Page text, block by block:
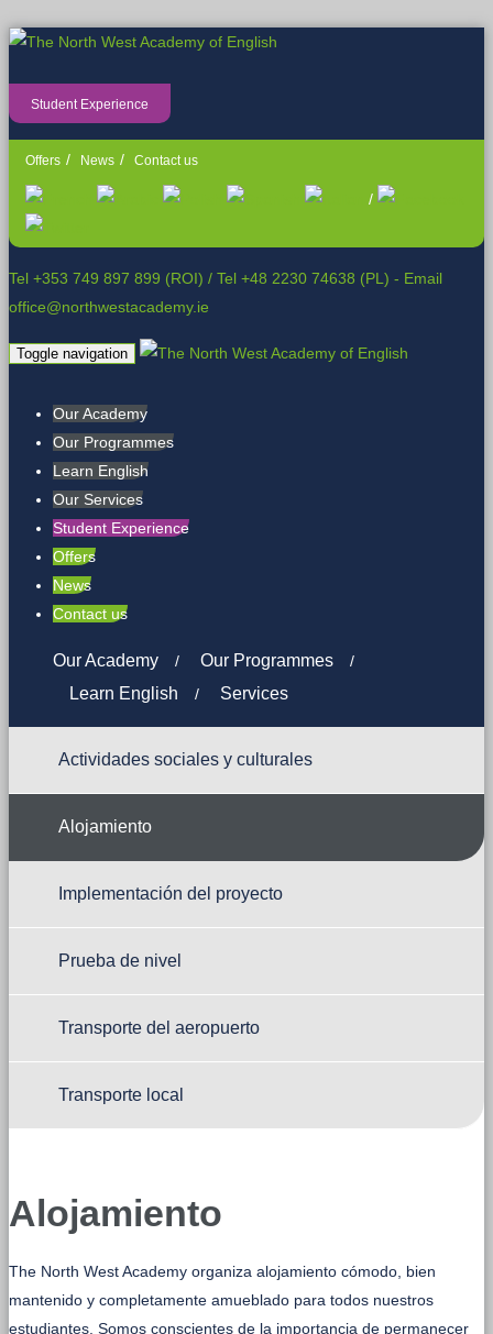
Student Experience
Offers News Contact us
/
Tel +353 749 897 899 (ROI) / Tel +48 2230 74638 (PL) - Email
office@northwestacademy.ie
Toggle navigation
Our Academy
Our Programmes
Learn English
Our Services
Student Experience
Offers
News
Contact us
Our Academy
Our Programmes
Learn English
Services
Actividades sociales y culturales
Alojamiento
Implementación del proyecto
Prueba de nivel
Transporte del aeropuerto
Transporte local
Alojamiento
The North West Academy organiza alojamiento cómodo, bien
mantenido y completamente amueblado para todos nuestros
estudiantes. Somos conscientes de la importancia de permanecer